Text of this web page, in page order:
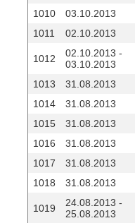
1010
03.10.2013
1011
02.10.2013
1012
02.10.2013 -
03.10.2013
1013 31.08.2013
1014
31.08.2013
1015
31.08.2013
1016
31.08.2013
1017
31.08.2013
1018
31.08.2013
1019
24.08.2013 -
25.08.2013